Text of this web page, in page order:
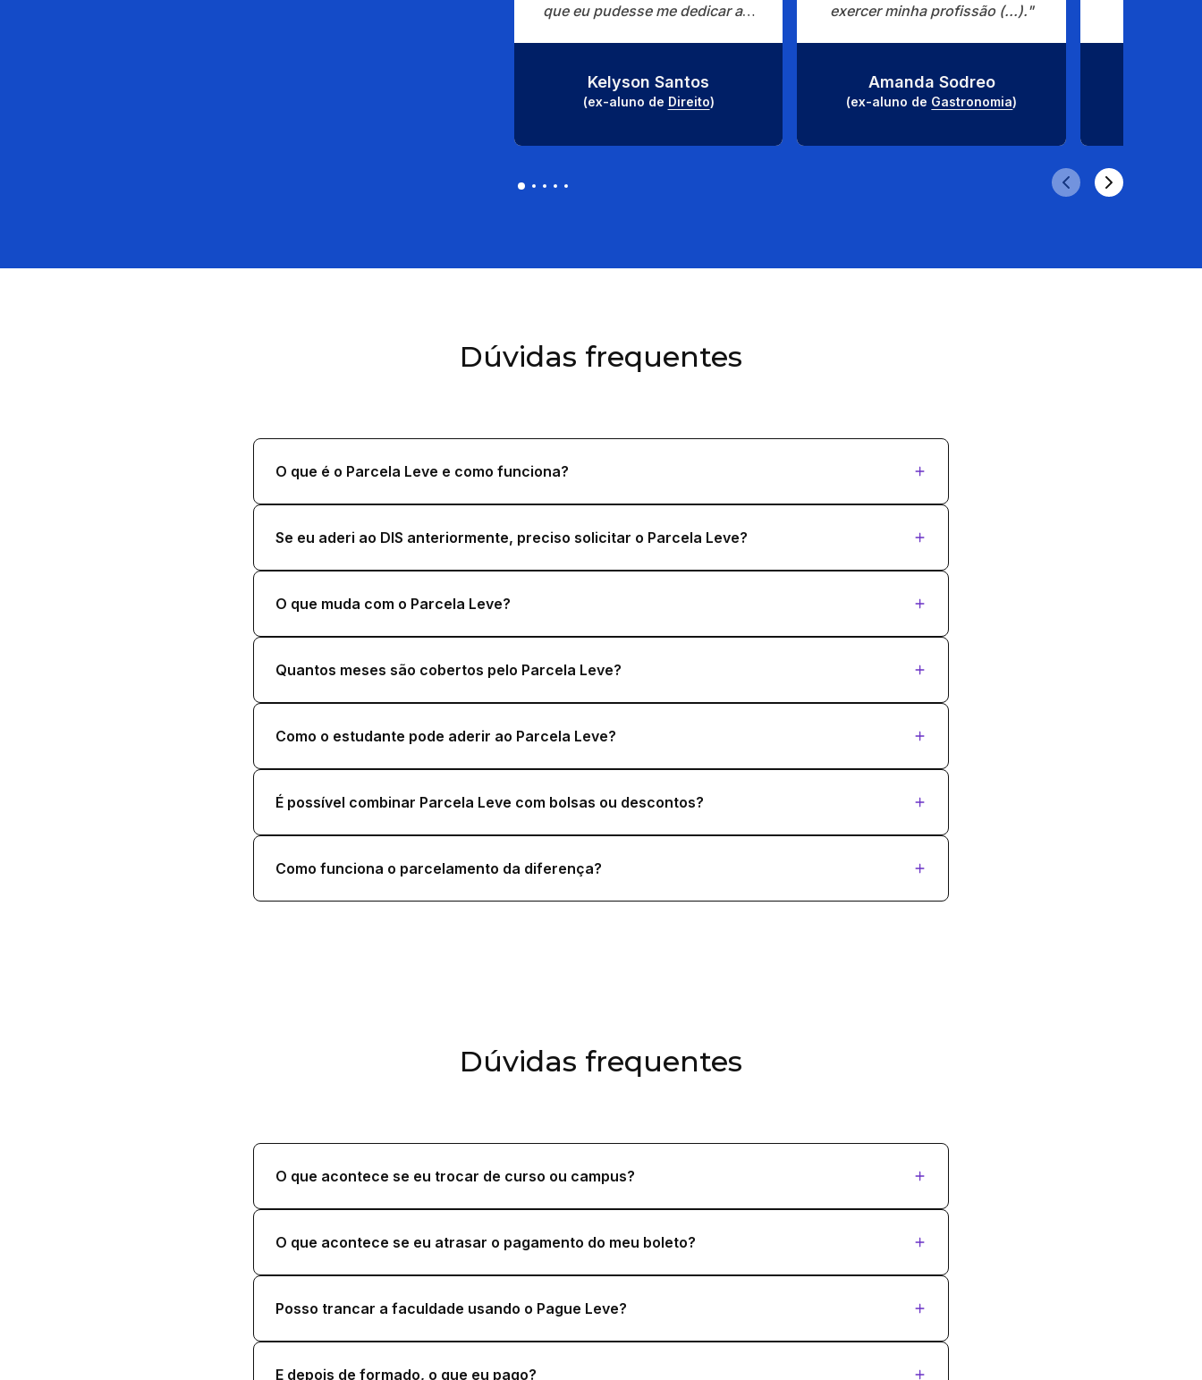
que eu pudesse me dedicar ao
Kelyson Santos
(ex-aluno de Direito)
exercer minha profissão (...)."
Amanda Sodreo
(ex-aluno de Gastronomia)
Dúvidas frequentes
O que é o Parcela Leve e como funciona?
Se eu aderi ao DIS anteriormente, preciso solicitar o Parcela Leve?
O que muda com o Parcela Leve?
Quantos meses são cobertos pelo Parcela Leve?
Como o estudante pode aderir ao Parcela Leve?
É possível combinar Parcela Leve com bolsas ou descontos?
Como funciona o parcelamento da diferença?
Dúvidas frequentes
O que acontece se eu trocar de curso ou campus?
O que acontece se eu atrasar o pagamento do meu boleto?
Posso trancar a faculdade usando o Pague Leve?
E depois de formado, o que eu pago?